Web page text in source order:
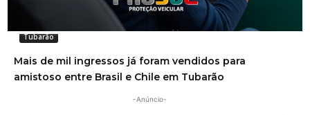
Tubarão
Mais de mil ingressos já foram vendidos para
amistoso entre Brasil e Chile em Tubarão
-Anúncio-